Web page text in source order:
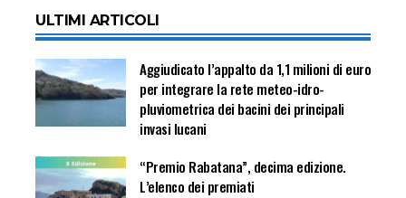
ULTIMI ARTICOLI
Aggiudicato l’appalto da 1,1 milioni di euro
per integrare la rete meteo-idro-
pluviometrica dei bacini dei principali
invasi lucani
“Premio Rabatana”, decima edizione.
L’elenco dei premiati